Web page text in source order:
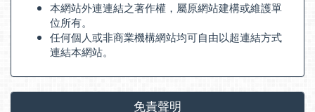
本網站外連連結之著作權，屬原網站建構或維護單
位所有。
任何個人或非商業機構網站均可自由以超連結方式
連結本網站。
免責聲明